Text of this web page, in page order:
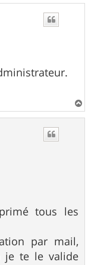
a
tous les
par mail,
je te le valide